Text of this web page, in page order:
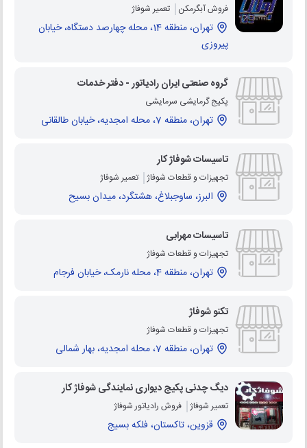
فروش آبگرمکن تعمیر شوفاژ
تهران، منطقه 14، محله چهارصد دستگاه، خیابان
پیروزی
گروه صنعتی ایران رادیاتور - دفتر خدمات
پکیج گرمایشی سرمایشی
تهران، منطقه 7، محله امجدیه، خیابان طالقانی
تاسیسات شوفاژ کار
تجهیزات و قطعات شوفاژ تعمیر شوفاژ
البرز، ساوجبلاغ، هشتگرد، میدان بسیح
تاسیسات مهرابی
تجهیزات و قطعات شوفاژ
تهران، منطقه 4، محله نارمک، خیابان فرجام
تکنو شوفاژ
تجهیزات و قطعات شوفاژ
تهران، منطقه 7، محله امجدیه، بهار شمالی
دیگ چدنی پکیج دیواری نمایندگی شوفاژ کار
تعمیر شوفاژ فروش رادیاتور شوفاژ
قزوین، تاکستان، فلکه بسیج